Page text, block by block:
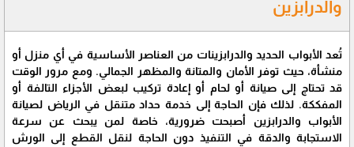
والدرابزين
تُعد الأبواب الحديد والدرابزينات من العناصر الأساسية في أي منزل أو
منشأة، حيث توفر الأمان والمتانة والمظهر الجمالي. ومع مرور الوقت
قد تحتاج إلى صيانة أو لحام أو إعادة تركيب لبعض الأجزاء التالفة أو
المفككة. لذلك فإن الحاجة إلى خدمة حداد متنقل في الرياض لصيانة
الأبواب والدرابزين أصبحت ضرورية، خاصة لمن يبحث عن سرعة
الاستجابة والدقة في التنفيذ دون الحاجة لنقل القطع إلى الورش